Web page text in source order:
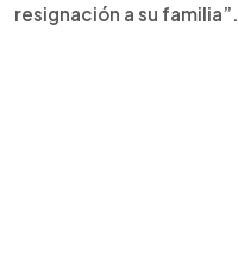
resignación a su familia”.